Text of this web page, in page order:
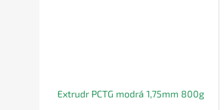
Extrudr PCTG modrá 1,75mm 800g